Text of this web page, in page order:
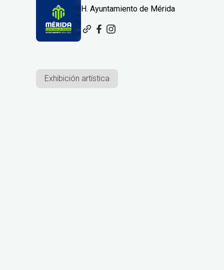
H. Ayuntamiento de Mérida
Exhibición artística